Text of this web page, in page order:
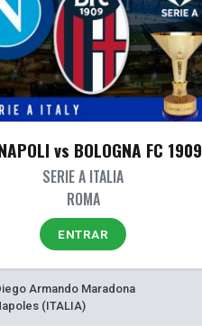
vs BOLOGNA FC 1909
SERIE A ITALIA
ROMA
ENTRAR
Armando Maradona
(ITALIA)